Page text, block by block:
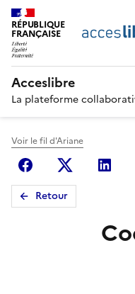
RÉPUBLIQUE
FRANÇAISE
Acceslibre
La plateforme
Voir le fil d'Ariane
FacebookX
Retour